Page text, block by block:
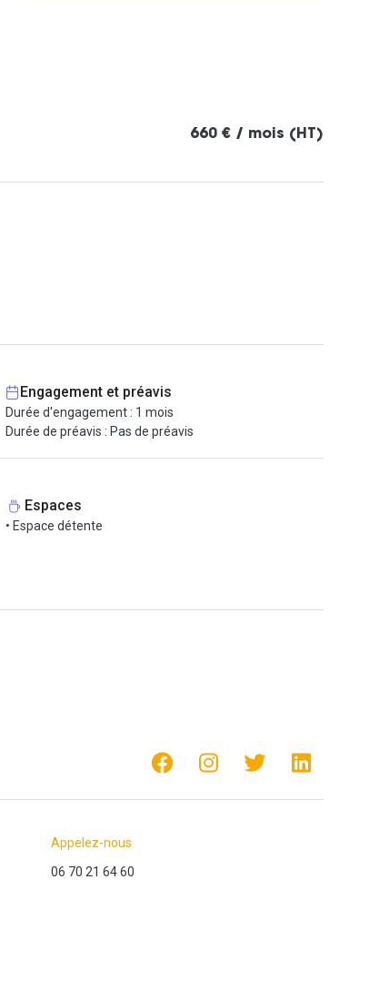
660 € / mois (HT)
Engagement et préavis
Durée d'engagement : 1 mois
Durée de préavis : Pas de préavis
Espaces
• Espace détente
Appelez-nous
06 70 21 64 60